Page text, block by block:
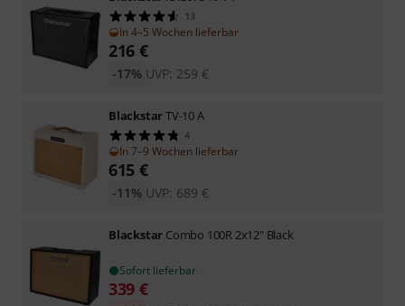
13
In 4–5 Wochen lieferbar
216 €
UVP: 259 €
-17%
BlackstarTV-10 A
4
In 7–9 Wochen lieferbar
615 €
UVP: 689 €
-11%
Blackstar Combo 100R 2x12" Black
Sofort lieferbar
339 €